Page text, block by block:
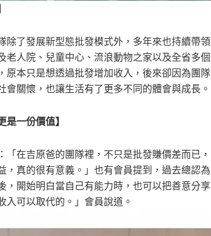
除了發展新型態批發模式外，多年來也持續帶領
老人院、兒童中心、流浪動物之家以及全省多個
原本只是想透過批發增加收入，後來卻因為團隊
會關懷，也讓生活有了更多不同的體會與成長。
一份價值】
在吉原爸的團隊裡，不只是批發賺價差而已，
，真的很有意義。」也有會員提到，過去總認為
，開始明白當自己有能力時，也可以把善意分享
入可以取代的。」會員說道。